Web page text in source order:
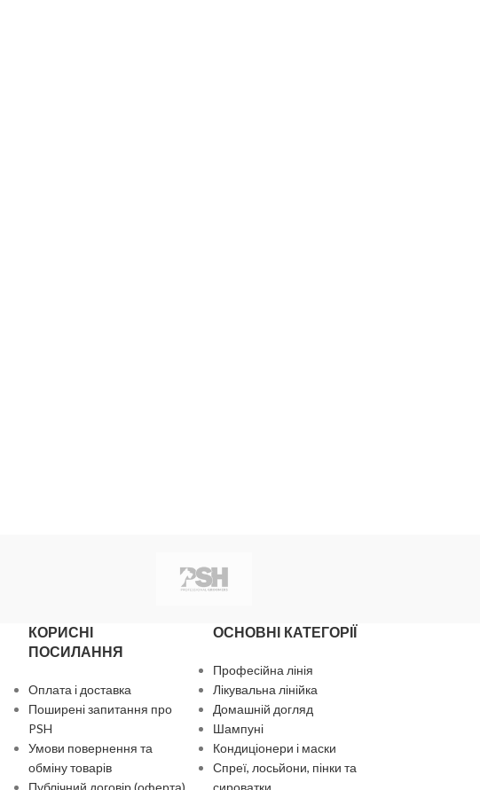
КОРИСНІ
ПОСИЛАННЯ
Оплата і доставка
Поширені запитання про
PSH
Умови повернення та
обміну товарів
Публічний договір (оферта)
ОСНОВНІ КАТЕГОРІЇ
Професійна лінія
Лікувальна лінійка
Домашній догляд
Шампуні
Кондиціонери і маски
Спреї, лосьйони, пінки та
сироватки